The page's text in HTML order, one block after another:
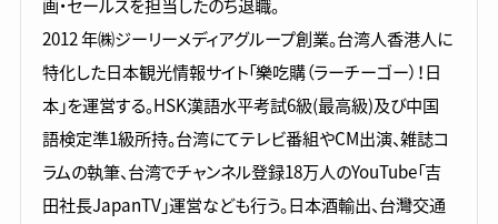
画・セールスを担当したのち退職。
2012 年㈱ジーリーメディアグループ創業。台湾人香港人に
特化した日本観光情報サイト「樂吃購（ラーチーゴー）！日
本」を運営する。HSK漢語水平考試6級(最高級)及び中国
語検定準1級所持。台湾にてテレビ番組やCM出演、雑誌コ
ラムの執筆、台湾でチャンネル登録18万人のYouTube「吉
田社長JapanTV」運営なども行う。日本酒輸出、台灣交通